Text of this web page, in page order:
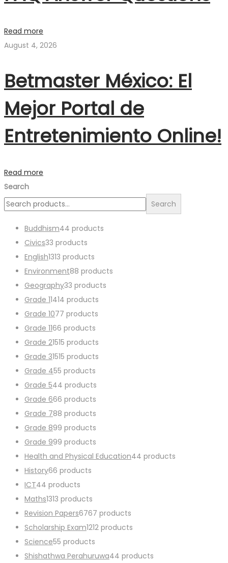
Read more
August 4, 2026
Betmaster México: El
Mejor Portal de
Entretenimiento Online!
Read more
Search
Search
Buddhism44 products
Civics33 products
English1313 products
Environment88 products
Geography33 products
Grade 11414 products
Grade 1077 products
Grade 1166 products
Grade 21515 products
Grade 31515 products
Grade 455 products
Grade 544 products
Grade 666 products
Grade 788 products
Grade 899 products
Grade 999 products
Health and Physical Education44 products
History66 products
ICT44 products
Maths1313 products
Revision Papers6767 products
Scholarship Exam1212 products
Science55 products
Shishathwa Perahuruwa44 products